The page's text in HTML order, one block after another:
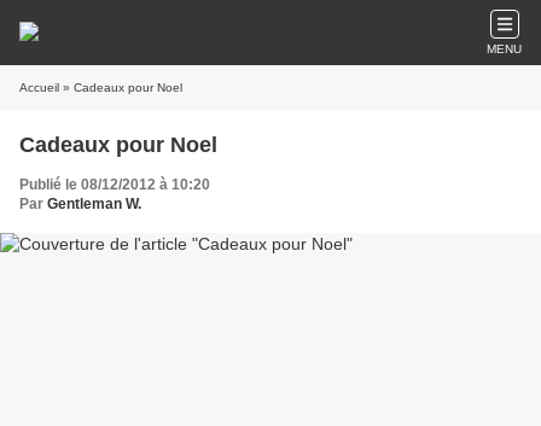
MENU
Accueil » Cadeaux pour Noel
Cadeaux pour Noel
Publié le 08/12/2012 à 10:20
Par Gentleman W.